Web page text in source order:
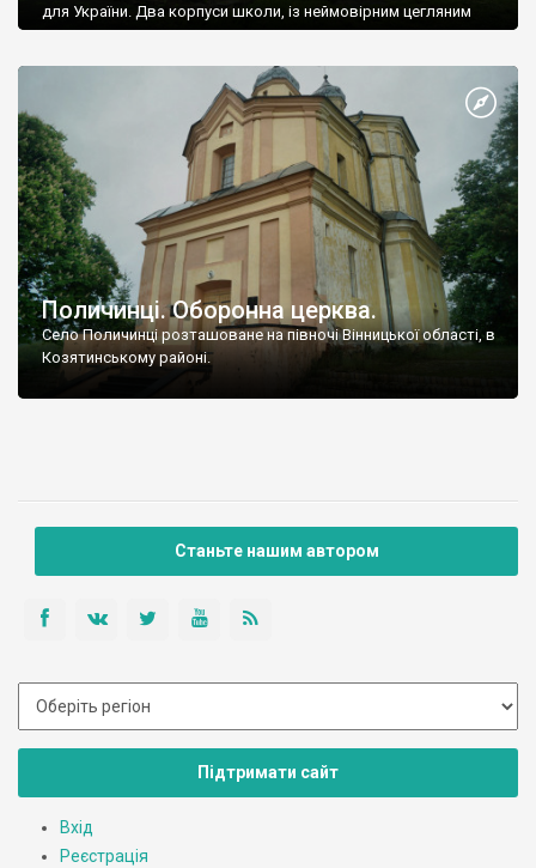
для України. Два корпуси школи, із неймовірним цегляним
декором.
Поличинці. Оборонна церква.
Село Поличинці розташоване на півночі Вінницької області, в
Козятинському районі.
Станьте нашим автором
Підтримати сайт
Вхід
Реєстрація